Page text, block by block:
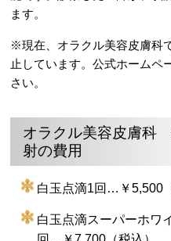
ます。
※現在、オラクル美容皮膚科
止しています。公式ホームペ
さい。
オラクル美容皮膚科
射の費用
白玉点滴1回…￥5,500
白玉点滴スーパーホ